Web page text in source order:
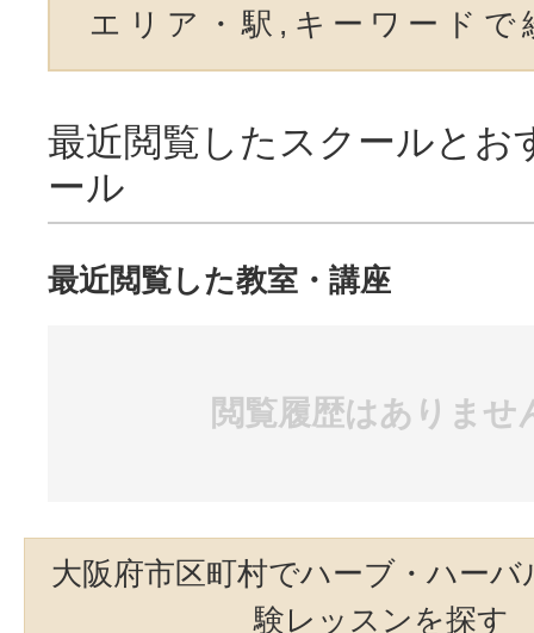
エリア・駅,キーワードで
最近閲覧したスクールとお
ール
最近閲覧した教室・講座
閲覧履歴はありませ
大阪府市区町村でハーブ・ハー
験レッスンを探す